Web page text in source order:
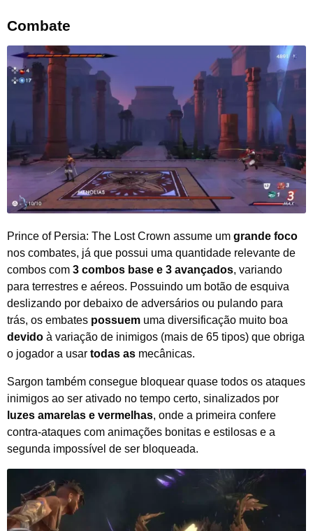
Combate
Prince of Persia: The Lost Crown assume um grande foco
nos combates, já que possui uma quantidade relevante de
combos com 3 combos base e 3 avançados, variando
para terrestres e aéreos. Possuindo um botão de esquiva
deslizando por debaixo de adversários ou pulando para
trás, os embates possuem uma diversificação muito boa
devido à variação de inimigos (mais de 65 tipos) que obriga
o jogador a usar todas as mecânicas.
Sargon também consegue bloquear quase todos os ataques
inimigos ao ser ativado no tempo certo, sinalizados por
luzes amarelas e vermelhas, onde a primeira confere
contra-ataques com animações bonitas e estilosas e a
segunda impossível de ser bloqueada.